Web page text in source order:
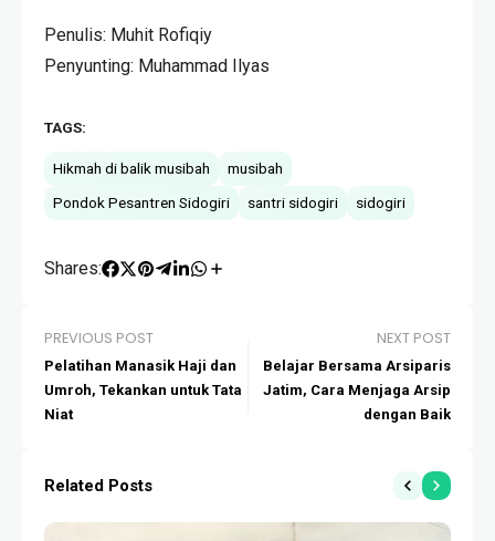
Penulis: Muhit Rofiqiy
Penyunting: Muhammad Ilyas
TAGS:
Hikmah di balik musibah
musibah
Pondok Pesantren Sidogiri
santri sidogiri sidogiri
Shares:
PREVIOUS POST
Pelatihan Manasik Haji dan
Umroh, Tekankan untuk Tata
Niat
NEXT POST
Belajar Bersama Arsiparis
Jatim, Cara Menjaga Arsip
dengan Baik
Related Posts